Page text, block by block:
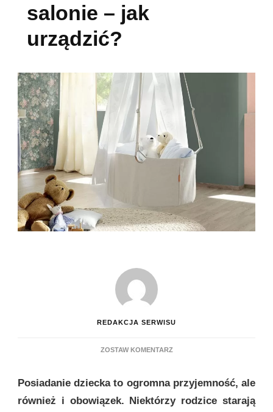
salonie – jak
urządzić?
REDAKCJA SERWISU
ZOSTAW KOMENTARZDO
DZIECKA
SALONIE
Posiadanie dziecka to ogromna przyjemność, ale
również i obowiązek. Niektórzy rodzice starają